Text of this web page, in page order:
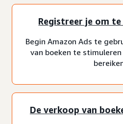
Registreer je om
Begin Amazon Ads te
van boeken te
De verkoop van